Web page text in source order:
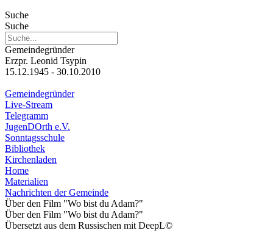
Suche
Suche
Gemeindegründer
Erzpr. Leonid Tsypin
15.12.1945 - 30.10.2010
Gemeindegründer
Live-Stream
Telegramm
JugenDOrth e.V.
Sonntagsschule
Bibliothek
Kirchenladen
Home
Materialien
Nachrichten der Gemeinde
Über den Film "Wo bist du Adam?"
Über den Film "Wo bist du Adam?"
Übersetzt aus dem Russischen mit DeepL©